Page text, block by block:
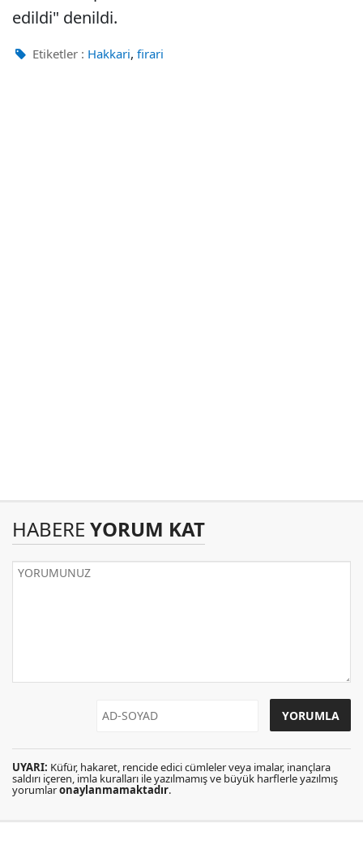
edildi" denildi.
Etiketler : Hakkari, firari
HABERE YORUM KAT
UYARI: Küfür, hakaret, rencide edici cümleler veya imalar, inançlara
saldırı içeren, imla kuralları ile yazılmamış ve büyük harflerle yazılmış
yorumlaronaylanmamaktadır.